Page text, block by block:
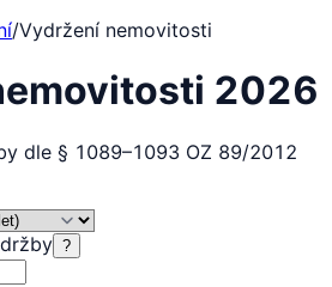
/Vydržení nemovitosti
2026
dle § 1089–1093 OZ 89/2012
?